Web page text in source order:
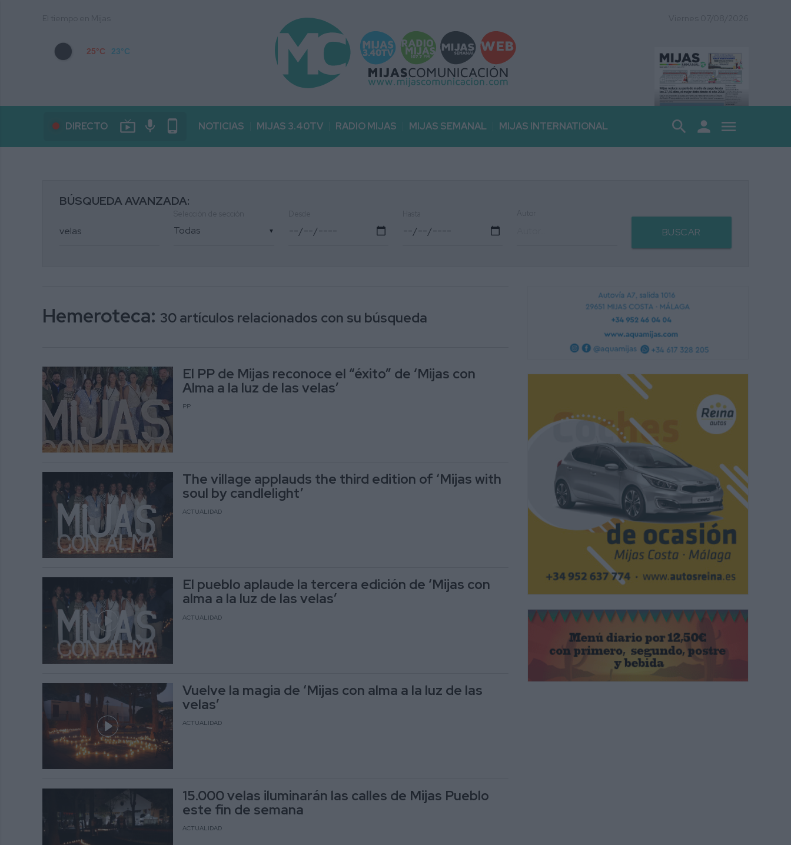
25°C 23°C
DIRECTO live_tv mic phone_android NOTICIAS MIJAS 3.40TV RADIO MIJAS MIJAS SEMANAL MIJAS INTERNATIONAL search person menu
BÚSQUEDA AVANZADA:
▼ BUSCAR
Hemeroteca: 30 artículos relacionados con su búsqueda
El PP de Mijas reconoce el “éxito” de ‘Mijas con
Alma a la luz de las velas’
PP
The village applauds the third edition of ‘Mijas with
soul by candlelight’
ACTUALIDAD
El pueblo aplaude la tercera edición de ‘Mijas con
alma a la luz de las velas’
ACTUALIDAD
Vuelve la magia de ‘Mijas con alma a la luz de las
velas’
ACTUALIDAD
15.000 velas iluminarán las calles de Mijas Pueblo
este fin de semana
ACTUALIDAD